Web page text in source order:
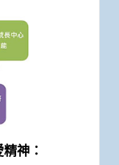
神：